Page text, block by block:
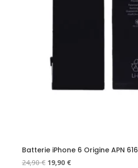
Batterie iPhone 6 Origine APN
24,90€ Le
19,90 €Le